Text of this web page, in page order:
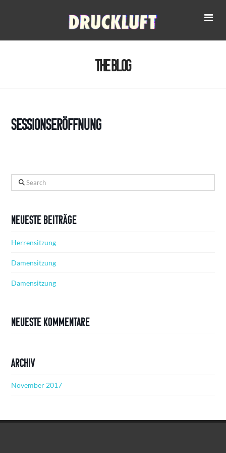
The Blog
Sessionseröffnung
Search
Neueste Beiträge
Herrensitzung
Damensitzung
Damensitzung
Neueste Kommentare
Archiv
November 2017